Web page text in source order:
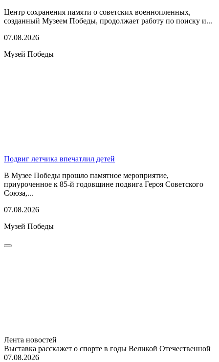
Центр сохранения памяти о советских военнопленных,
созданный Музеем Победы, продолжает работу по поиску и...
07.08.2026
Музей Победы
Подвиг летчика впечатлил детей
В Музее Победы прошло памятное мероприятие,
приуроченное к 85-й годовщине подвига Героя Советского
Союза,...
07.08.2026
Музей Победы
Лента новостей
Выставка расскажет о спорте в годы Великой Отечественной
07.08.2026